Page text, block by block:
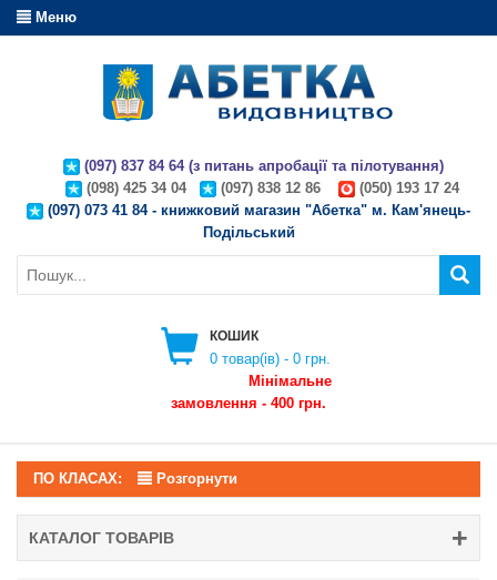
Меню
(097) 837 84 64 (з питань апробації та пілотування)
(098) 425 34 04
(097) 838 12 86
(050) 193 17 24
(097) 073 41 84 - книжковий магазин "Абетка" м. Кам'янець-
Подільський
КОШИК
0товар(ів) - 0 грн.
Мінімальне
замовлення - 400 грн.
ПО КЛАСАХ: Розгорнути
КАТАЛОГ ТОВАРІВ